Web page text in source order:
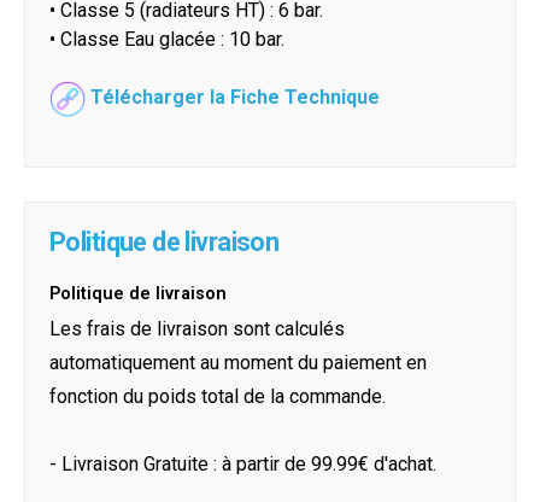
• Classe 5 (radiateurs HT) : 6 bar.
• Classe Eau glacée : 10 bar.
Télécharger la Fiche Technique
Politique de livraison
Politique de livraison
Les frais de livraison sont calculés
automatiquement au moment du paiement en
fonction du poids total de la commande.
- Livraison Gratuite : à partir de 99.99€ d'achat.